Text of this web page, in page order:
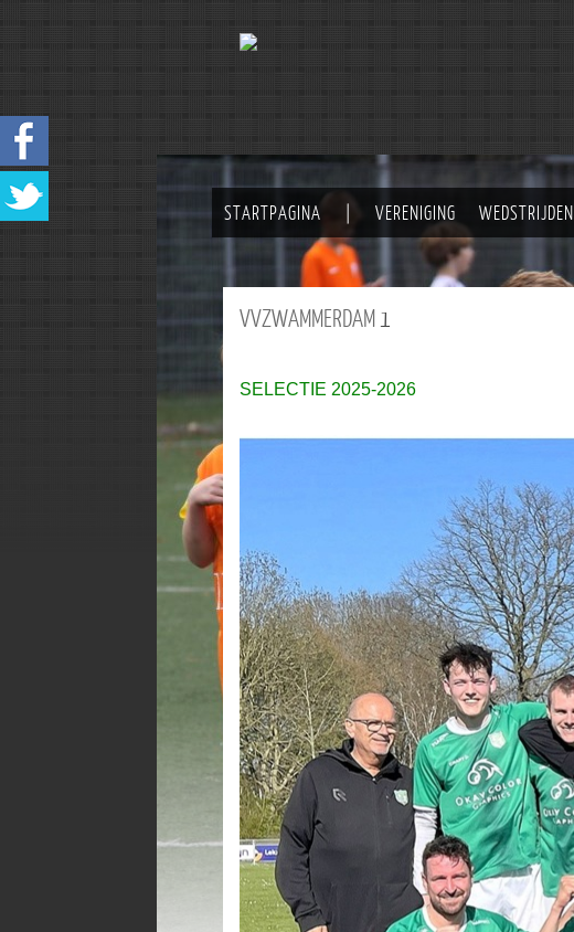
STARTPAGINA VERENIGING WEDSTRIJDEN
VVZWAMMERDAM1
SELECTIE 2025-2026